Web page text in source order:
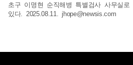
초구 이명현 순직해병 특별검사 사무실
있다. 2025.08.11. jhope@newsis.com